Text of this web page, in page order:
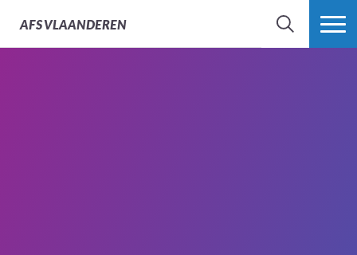
AFSVLAANDEREN
ZOEK MEER